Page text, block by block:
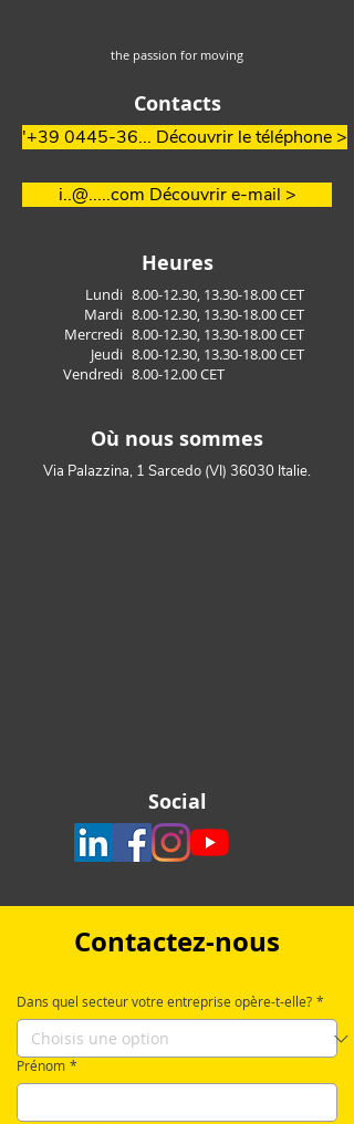
the passion for moving
Contacts
'+39 0445-36... Découvrir le téléphone >
i..@.....com Découvrir e-mail >
Heures
Lundi
Mardi
Mercredi
Jeudi
Vendredi
8.00-12.30, 13.30-18.00CET
8.00-12.30, 13.30-18.00CET
8.00-12.30, 13.30-18.00CET
8.00-12.30, 13.30-18.00CET
8.00-12.00CET
Où nous sommes
Via Palazzina, 1 Sarcedo (VI) 36030 Italie.
Social
Contactez-nous
Dans quel secteur votre entreprise opère-t-elle? *
Prénom *